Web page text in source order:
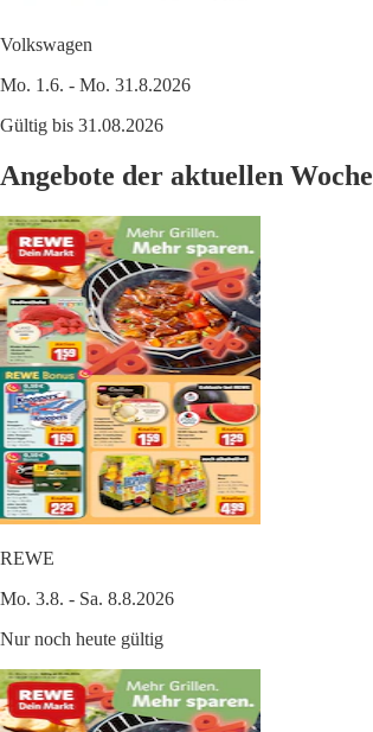
Volkswagen
Mo. 1.6. - Mo. 31.8.2026
Gültig bis 31.08.2026
Angebote der aktuellen Woche
REWE
Mo. 3.8. - Sa. 8.8.2026
Nur noch heute gültig